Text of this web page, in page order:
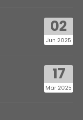
02
Jun 2025
17
Mar 2025